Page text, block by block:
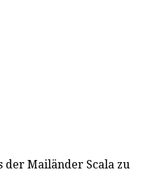
der Mailänder Scala zu